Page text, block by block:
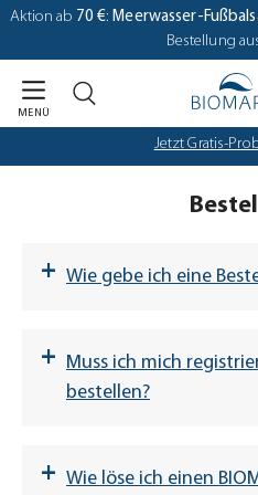
Zum Hauptinhalt springen
Biomaris Cookie-Einstellungen
Aktion ab 70 €:Meerwasser-
Bestellung
MENÜ
Jetzt Gratis-
+ Wie gebe ich eine
+ Muss ich mich
bestellen?
+ Wie löse ich einen